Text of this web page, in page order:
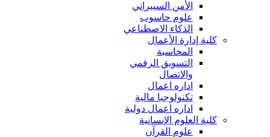
الأمن السيبراني
علوم حاسوب
الذكاء الاصطناعي
كلية إدارة الأعمال
المحاسبة
التسويق الرقمي
والاتصال
اداره اعمال
تكنولوجيا مالية
اداره اعمال دولية
كلية العلوم الإنسانية
علوم القرآن